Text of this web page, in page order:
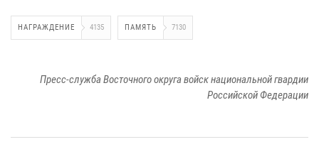
НАГРАЖДЕНИЕ 4135 ПАМЯТЬ 7130
Пресс-служба Восточного округа войск национальной гвардии
Российской Федерации